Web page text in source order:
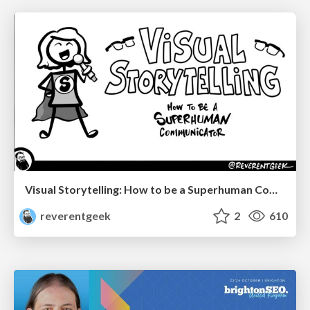
Visual Storytelling: How to be a Superhuman Communicator
reverentgeek
2 610